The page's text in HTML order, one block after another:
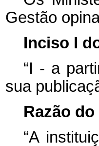
Gestão
Inciso I
“I - a
sua
Razão
“A